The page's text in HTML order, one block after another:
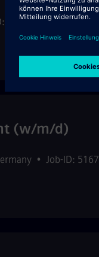
516628 • Project
(w/m/d)
• Job-ID: